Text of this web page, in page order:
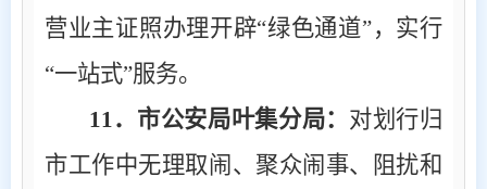
营业主证照办理开辟“绿色通道”，实行
“一站式”服务。
11．市公安局叶集分局： 对划行归
市工作中无理取闹、聚众闹事、阻扰和